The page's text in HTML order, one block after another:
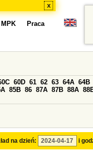
x
Praca
na dzień: i
60D 61 62 63 64A 64B
85B 86 87A 87B 88A